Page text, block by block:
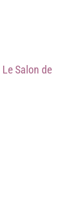
Salon de